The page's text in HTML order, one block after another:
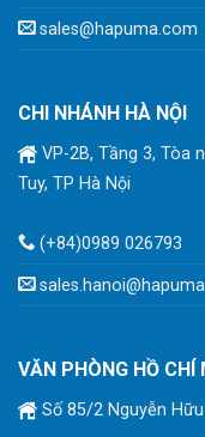
sales@hapuma.com
CHI NHÁNH HÀ NỘI
VP-2B, Tầng 3, Tòa
Tuy, TP Hà Nội
(+84)0989 026793
VĂN PHÒNG HỒ CHÍ
Số 85/2 Nguyễn Hữu